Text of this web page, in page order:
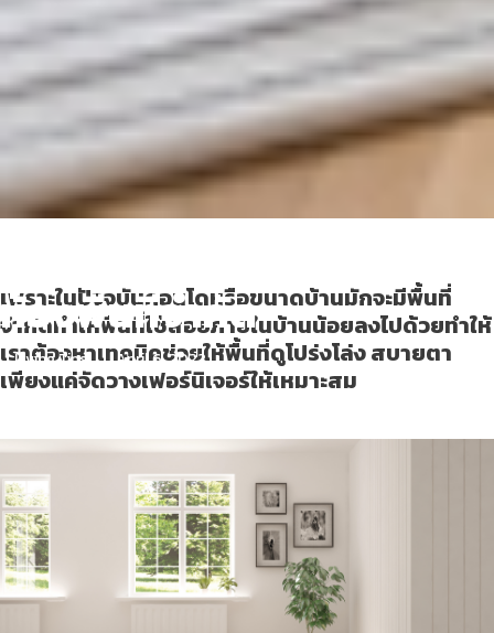
ห้องพื้นที่จำกัด
Living Tips April 6, 2022
เพราะในปัจจุบันคอนโดหรือขนาดบ้านมักจะมีพื้นที่
จำกัดทำให้พื้นที่ใช้สอยภายในบ้านน้อยลงไปด้วยทำให้
เราต้องหาเทคนิคช่วยให้พื้นที่ดูโปร่งโล่ง สบายตา
เพียงแค่จัดวางเฟอร์นิเจอร์ให้เหมาะสม